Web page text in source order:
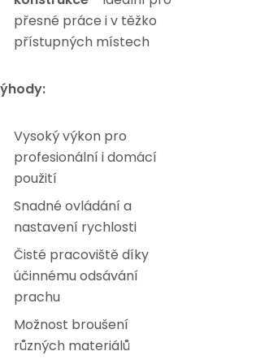
přesné práce i v těžko
přístupných místech
Vysoký výkon pro
profesionální i domácí
použití
Snadné ovládání a
nastavení rychlosti
Čisté pracoviště díky
účinnému odsávání
prachu
Možnost broušení
různých materiálů